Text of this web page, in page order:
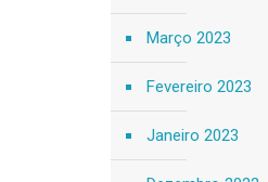
Março 2023
Fevereiro 2023
Janeiro 2023